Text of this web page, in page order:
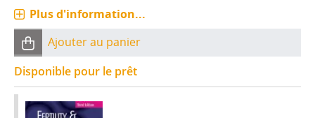
Plus d'information...
Ajouter au panier
Disponible pour le prêt